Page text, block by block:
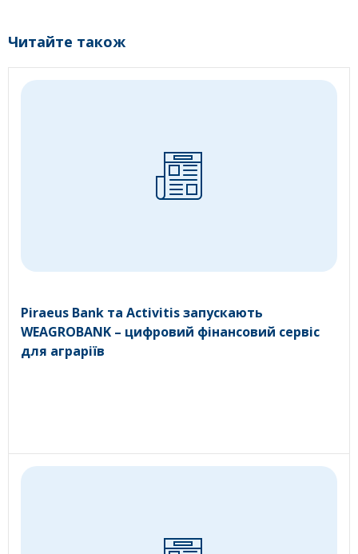
Читайте також
Piraeus Bank та Activitis запускають
WEAGROBANK – цифровий фінансовий сервіс
для аграріїв